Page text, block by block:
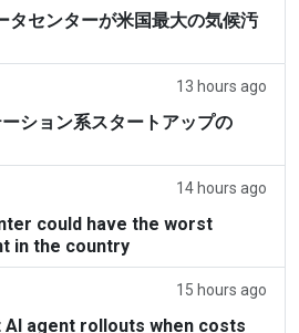
タセンターが米国最大の気候汚
13 hours ago
ション系スタートアップの
14 hours ago
could have the worst
in the country
15 hours ago
AI agent rollouts when costs